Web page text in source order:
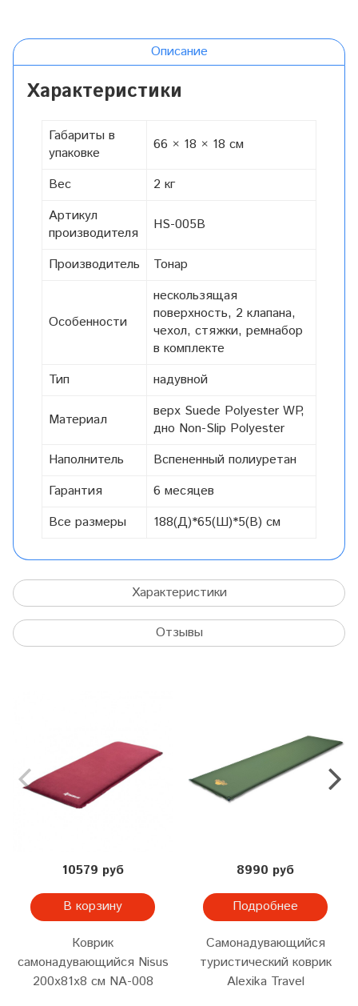
Описание
Характеристики
Габариты в
упаковке
66 × 18 × 18 см
Вес
2 кг
Артикул
производителя
HS-005B
Производитель Тонар
Особенности
нескользящая
поверхность, 2 клапана,
чехол, стяжки, ремнабор
в комплекте
Тип
надувной
Материал
верх Suede Polyester WP,
дно Non-Slip Polyester
Наполнитель
Вспененный полиуретан
Гарантия
6 месяцев
Все размеры
188(Д)*65(Ш)*5(В) см
Характеристики
Отзывы
10579 руб
В корзину
Коврик
самонадувающийся Nisus
200x81x8 см NA-008
8990 руб
Подробнее
Самонадувающийся
туристический коврик
Alexika Travel